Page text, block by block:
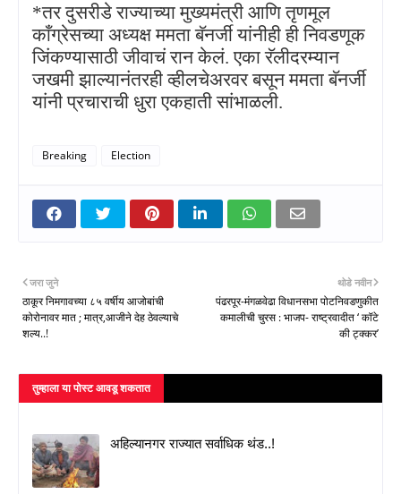
*तर दुसरीडे राज्याच्या मुख्यमंत्री आणि तृणमूल
काँग्रेसच्या अध्यक्ष ममता बॅनर्जी यांनीही ही निवडणूक
जिंकण्यासाठी जीवाचं रान केलं. एका रॅलीदरम्यान
जखमी झाल्यानंतरही व्हीलचेअरवर बसून ममता बॅनर्जी
यांनी प्रचाराची धुरा एकहाती सांभाळली.
Breaking Election
थोडे नवीन
पंढरपूर-मंगळवेढा विधानसभा पोटनिवडणुकीत
कमालीची चुरस : भाजप- राष्ट्रवादीत ‘ कॉटे
की ट्क्कर’
जरा जुने
ठाकूर निमगावच्या ८५ वर्षीय आजोबांची
कोरोनावर मात ; मात्र,आजीने देह ठेवल्याचे
शल्य..!
तुम्‍हाला या पोस्‍ट आवडू शकतात
अहिल्यानगर राज्यात सर्वाधिक थंड..!